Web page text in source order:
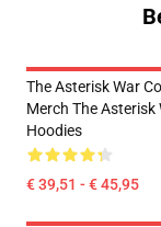
The Asterisk War
Merch The Asterisk
Hoodies
€ 39,51 - € 45,95